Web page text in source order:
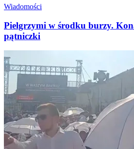
Wiadomości
Pielgrzymi w środku burzy.
pątniczki